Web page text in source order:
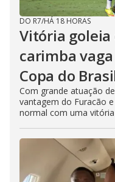
DO R7/HÁ 18 HORAS
Vitória
carimba
Copa do
Com grande atuação
vantagem do Furacão
normal com uma